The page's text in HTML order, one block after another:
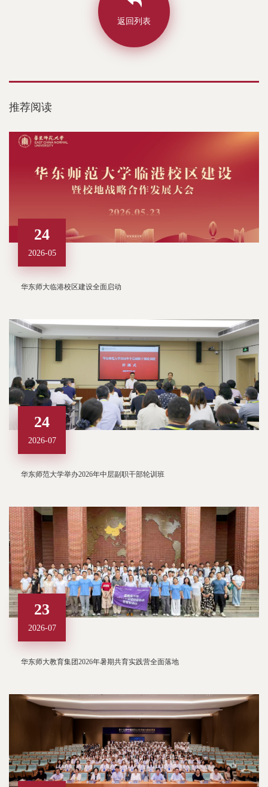
返回列表
推荐阅读
24
2026-05
华东师大临港校区建设全面启动
24
2026-07
华东师范大学举办2026年中层副职干部轮训班
23
2026-07
华东师大教育集团2026年暑期共育实践营全面落地